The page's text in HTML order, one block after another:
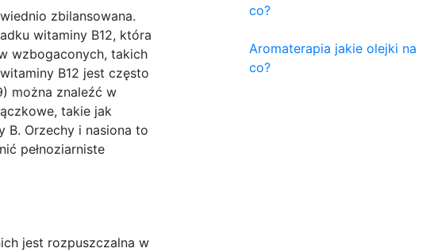
zbilansowana.
witaminy B12, która
wzbogaconych, takich
B12 jest często
można znaleźć w
takie jak
B. Orzechy i nasiona to
pełnoziarniste
jest rozpuszczalna w
co?
Aromaterapia jakie olejki na
co?